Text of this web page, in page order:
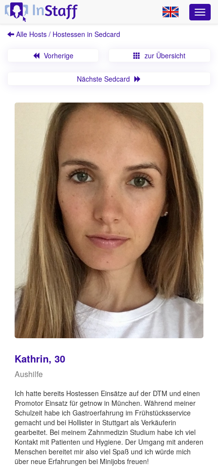
Alle Hosts / Hostessen in Sedcard
Vorherige zur Übersicht
Nächste Sedcard
Kathrin, 30
Aushilfe
Ich hatte bereits Hostessen Einsätze auf der DTM und einen
Promotor Einsatz für getnow in München. Während meiner
Schulzeit habe ich Gastroerfahrung im Frühstücksservice
gemacht und bei Hollister in Stuttgart als Verkäuferin
gearbeitet. Bei meinem Zahnmedizin Studium habe ich viel
Kontakt mit Patienten und Hygiene. Der Umgang mit anderen
Menschen bereitet mir also viel Spaß und ich würde mich
über neue Erfahrungen bei Minijobs freuen!